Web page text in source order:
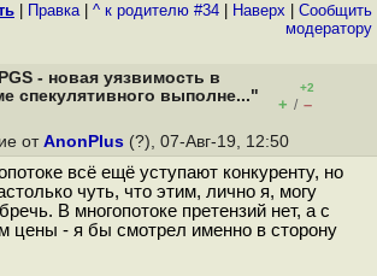
Правка| ^ к родителю #34 Наверх
Cообщить
модератору
- новая уязвимость в
спекулятивного выполне..."
+2
+ / –
от AnonPlus (?), 07-Авг-19, 12:50
всё ещё уступают конкуренту, но
чуть, что этим, лично я, могу
В многопотоке претензий нет, а с
цены - я бы смотрел именно в сторону